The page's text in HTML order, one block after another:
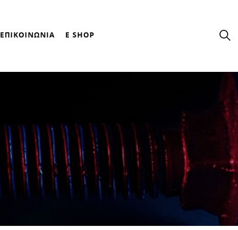
ΕΠΙΚΟΙΝΩΝΙΑ E SHOP